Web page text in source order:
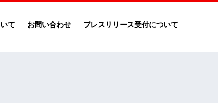
て お問い合わせ プレスリリース受付について